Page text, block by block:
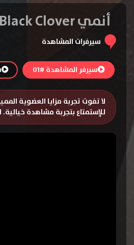
أنمي Black Clover – الحلقة 38
سيرفرات المشاهدة
سيرفر المشاهدة #01
لا تفوت تجربة مزايا العضوية
للإستمتاع بتجربة مشاهدة خيالية.